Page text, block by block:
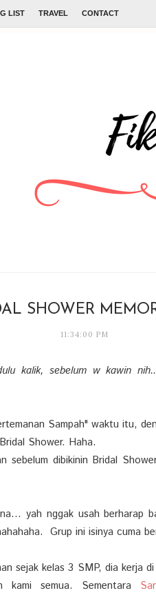
LIST TRAVEL CONTACT
SHOWER
11:34:00 PM
kalik, sebelum w kawin
Sampah" waktu itu,
Shower. Haha.
sebelum dibikinin Bridal
yah nggak usah berharap
Grup ini isinya cuma
sejak kelas 3 SMP, dia kerja
kami semua. Sementara